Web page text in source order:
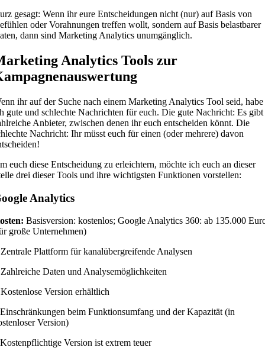
gesagt: Wenn ihr eure Entscheidungen nicht (nur) auf Basis von
oder Vorahnungen treffen wollt, sondern auf Basis belastbarer
dann sind Marketing Analytics unumgänglich.
Analytics Tools zur
ihr auf der Suche nach einem Marketing Analytics Tool seid, habe
gute und schlechte Nachrichten für euch. Die gute Nachricht: Es gibt
Anbieter, zwischen denen ihr euch entscheiden könnt. Die
Nachricht: Ihr müsst euch für einen (oder mehrere) davon
euch diese Entscheidung zu erleichtern, möchte ich euch an dieser
drei dieser Tools und ihre wichtigsten Funktionen vorstellen:
Analytics
Basisversion: kostenlos; Google Analytics 360: ab 135.000
große Unternehmen)
Plattform für kanalübergreifende Analysen
Daten und Analysemöglichkeiten
Version erhältlich
beim Funktionsumfang und der Kapazität (in
Version)
Version ist extrem teuer